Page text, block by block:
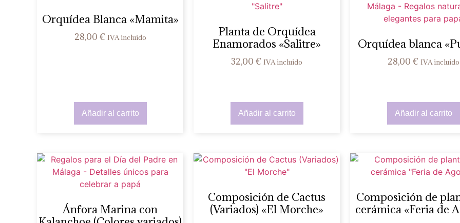
Orquídea Blanca «Mamita»
28,00 € IVA incluido
Añadir al carrito
Planta de Orquídea
Enamorados «Salitre»
32,00 € IVA incluido
Añadir al carrito
Orquídea blanca
28,00 € IVA incluido
Añadir al carrito
Ánfora Marina con
Composición de Cactus
(Variados) «El Morche»
Composición de
cerámica «Feria de